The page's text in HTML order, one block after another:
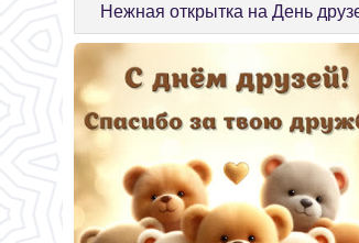
Нежная открытка на День